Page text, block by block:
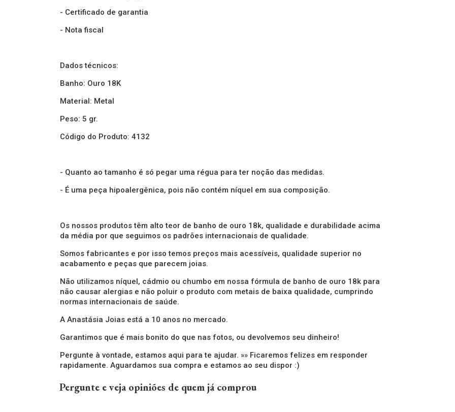
- Certificado de garantia
- Nota fiscal
Dados técnicos:
Banho: Ouro 18K
Material: Metal
Peso: 5 gr.
Código do Produto: 4132
- Quanto ao tamanho é só pegar uma régua para ter noção das medidas.
- É uma peça hipoalergênica, pois não contém níquel em sua composição.
Os nossos produtos têm alto teor de banho de ouro 18k, qualidade e durabilidade acima
da média por que seguimos os padrões internacionais de qualidade.
Somos fabricantes e por isso temos preços mais acessíveis, qualidade superior no
acabamento e peças que parecem joias.
Não utilizamos níquel, cádmio ou chumbo em nossa fórmula de banho de ouro 18k para
não causar alergias e não poluir o produto com metais de baixa qualidade, cumprindo
normas internacionais de saúde.
A Anastásia Joias está a 10 anos no mercado.
Garantimos que é mais bonito do que nas fotos, ou devolvemos seu dinheiro!
Pergunte à vontade, estamos aqui para te ajudar. »» Ficaremos felizes em responder
rapidamente. Aguardamos sua compra e estamos ao seu dispor :)
Pergunte e veja opiniões de quem já comprou